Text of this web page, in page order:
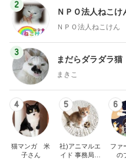
2
ＮＰＯ法人ねこ
ＮＰＯ法人ねこけん
3
まだらダラダラ猫
まきこ
4
猫マンガ 米
子さん
5
社)アニマルエ
イド 事務局＆
6
ファ
の